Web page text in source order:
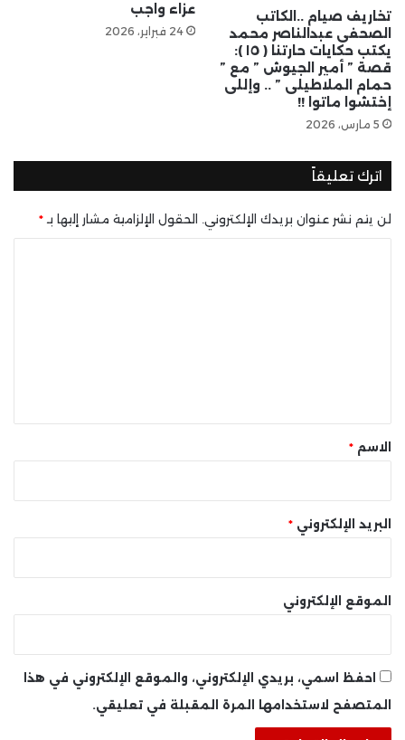
تخاريف صيام ..الكاتب
الصحفى عبدالناصر محمد
يكتب حكايات حارتنا ( ١٥ ):
قصة ” أمير الجيوش ” مع ”
حمام الملاطيلى ” .. وإللى
إختشوا ماتوا !!
5 مارس، 2026
عزاء واجب
24 فبراير، 2026
اترك تعليقاً
لن يتم نشر عنوان بريدك الإلكتروني. الحقول الإلزامية مشار إليها بـ *
*الاسم *
البريد الإلكتروني *
الموقع الإلكتروني
احفظ اسمي، بريدي الإلكتروني، والموقع الإلكتروني في هذا
المتصفح لاستخدامها المرة المقبلة في تعليقي.